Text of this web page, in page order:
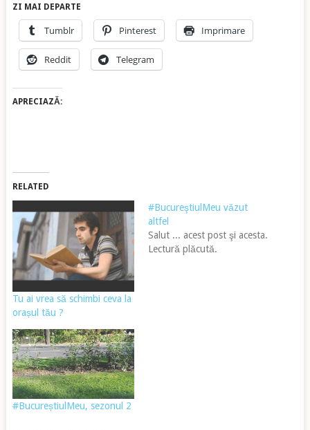
ZI MAI DEPARTE
Tumblr Pinterest Imprimare
Reddit Telegram
APRECIAZĂ:
RELATED
Tu ai vrea să schimbi ceva la
orașul tău ?
#BucureştiulMeu văzut
altfel
Salut ... acest post şi acesta.
Lectură plăcută.
#BucureștiulMeu, sezonul 2